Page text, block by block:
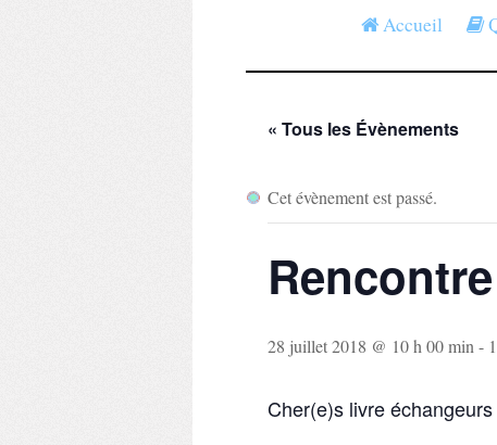
Accueil
« Tous les Évènements
Cet évènement est passé.
28 juillet 2018 @ 10 h 00 min-
Cher(e)s livre